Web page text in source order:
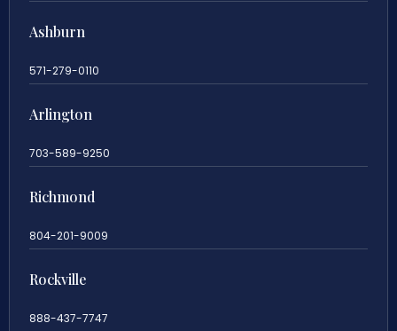
Ashburn
571-279-0110
Arlington
703-589-9250
Richmond
804-201-9009
Rockville
888-437-7747